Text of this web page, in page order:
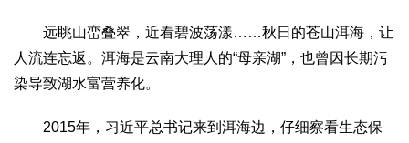
全景中国 智慧旅游 智慧教育 智慧医疗
智慧交通
智慧环保
智慧会客厅 县域经济 城乡建设 乡村振兴
工作动态 康养思语 明星老人 项目介绍
县域经济
远眺山峦叠翠，近看碧波荡漾……秋日的苍山洱海，让
人流连忘返。洱海是云南大理人的“母亲湖”，也曾因长期污
染导致湖水富营养化。
2015年，习近平总书记来到洱海边，仔细察看生态保